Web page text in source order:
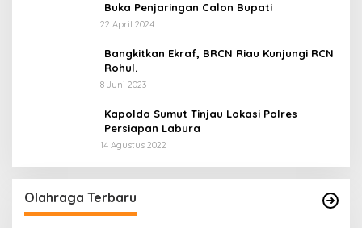
Buka Penjaringan Calon Bupati
22 April 2024
Bangkitkan Ekraf, BRCN Riau Kunjungi RCN
Rohul.
8 Juni 2023
Kapolda Sumut Tinjau Lokasi Polres
Persiapan Labura
14 Agustus 2022
Olahraga Terbaru